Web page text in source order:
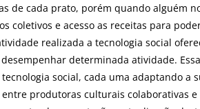
de cada prato, porém quando alguém
coletivos e acesso as receitas para
realizada a tecnologia social
determinada atividade.
social, cada uma adaptando a
produtoras culturais colaborativas